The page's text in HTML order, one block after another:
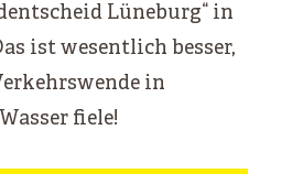
Lüneburg“ in
ist wesentlich besser,
in
fiele!